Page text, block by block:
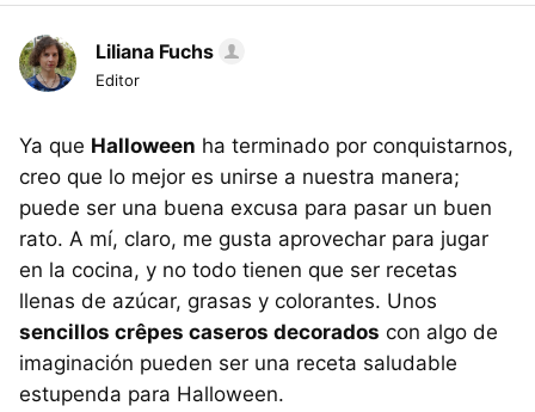
Liliana Fuchs
Editor
Ya que Halloween ha terminado por conquistarnos,
creo que lo mejor es unirse a nuestra manera;
puede ser una buena excusa para pasar un buen
rato. A mí, claro, me gusta aprovechar para jugar
en la cocina, y no todo tienen que ser recetas
llenas de azúcar, grasas y colorantes. Unos
sencillos crêpes caseros decorados con algo de
imaginación pueden ser una receta saludable
estupenda para Halloween.